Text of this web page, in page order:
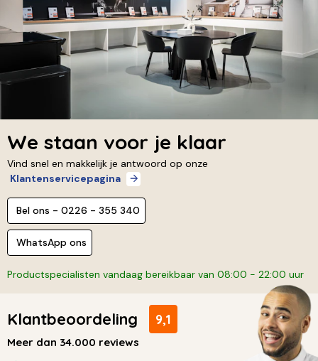
We staan voor je klaar
Vind snel en makkelijk je antwoord op onze
Klantenservicepagina
Bel ons - 0226 - 355 340
WhatsApp ons
Productspecialisten vandaag bereikbaar van 08:00 - 22:00 uur
Klantbeoordeling 9,1
Meer dan 34.000 reviews